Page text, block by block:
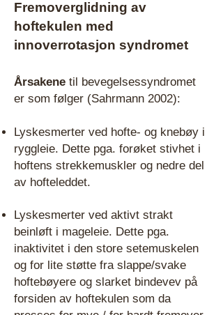
Fremoverglidning av
hoftekulen med
innoverrotasjon syndromet
Årsakene til bevegelsessyndromet
er som følger (Sahrmann 2002):
Lyskesmerter ved hofte- og knebøy i
ryggleie. Dette pga. forøket stivhet i
hoftens strekkemuskler og nedre del
av hofteleddet.
Lyskesmerter ved aktivt strakt
beinløft i mageleie. Dette pga.
inaktivitet i den store setemuskelen
og for lite støtte fra slappe/svake
hoftebøyere og slarket bindevev på
forsiden av hoftekulen som da